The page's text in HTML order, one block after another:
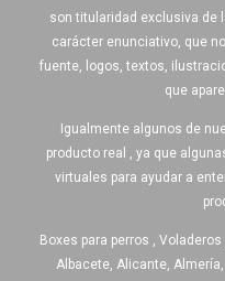
son titularidad exclusiva de
carácter enunciativo, que
fuente, logos, textos,
que
Igualmente algunos de
producto real , ya que
virtuales para ayudar a
Boxes para perros ,
Albacete, Alicante,